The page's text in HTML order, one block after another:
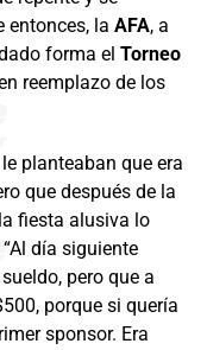
entonces, la AFA, a
forma el Torneo
reemplazo de los
planteaban que era
que después de la
fiesta alusiva lo
día siguiente
pero que a
porque si quería
sponsor. Era